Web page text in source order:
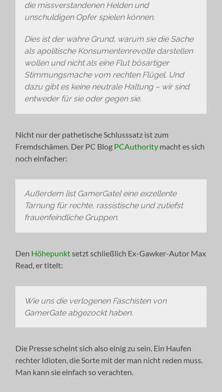
die missverstandenen Helden und
unschuldigen Opfer spielen können.
Dies ist der wahre Grund, warum sie die Sache
als apolitische Konsumentenrevolte darstellen
wollen und nicht als eine Flut bösartiger
Stimmungsmache vom rechten Flügel. Und
dazu gibt es keine neutrale Haltung – wir sind
entweder für sie oder gegen sie.
Nicht nur der pathetische Schlusssatz ist zum
Fremdschämen. Der PC Blog PCAuthority macht es sich
noch einfacher:
Außerdem [ist GamerGate] eine exzellente
Tarnung für rechte, rassistische und zutiefst
frauenfeindliche Gruppen.
Den Höhepunktsetzt schließlich Ex-Gawker-Autor Max
Read, er titelt:
Wie uns die verlogenen Faschisten von
GamerGate abgezockt haben.
Die Presse scheint sich also einig zu sein. Ein Haufen
rechter Idioten, die Sorte mit der man nicht reden muss.
Man kann sie einfach so verachten.